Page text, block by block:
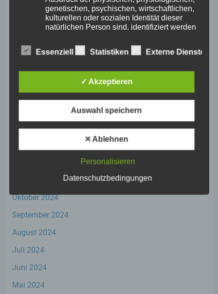
September 2025
August 2025
Juni 2025
Mai 2025
April 2025
Februar 2025
November 2024
Oktober 2024
September 2024
August 2024
Juli 2024
Juni 2024
Mai 2024
genetischen, psychischen, wirtschaftlichen,
kulturellen oder sozialen Identität dieser
natürlichen Person sind, identifiziert werden
Betroffene Person ist jede identifizierte oder
identifizierbare natürliche Person, deren
personenbezogene Daten von dem für die
Verarbeitung Verantwortlichen verarbeitet
werden.
c) Verarbeitung
Verarbeitung ist jeder mit oder ohne Hilfe
automatisierter Verfahren ausgeführte
Zusammenhang mit personenbezogenen
Organisation, das Ordnen, die Speicherung,
Verbreitung oder eine andere Form der
Essenziell Statistiken Externe Dienste
✓ Akzeptieren
Auswahl speichern
✕ Ablehnen
Personalisieren
Datenschutzbedingungen